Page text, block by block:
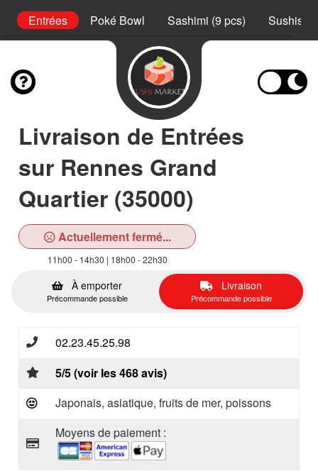
Entrées Poké Bowl Sashimi (9 pcs) Sushis
Livraison de Entrées
sur Rennes Grand
Quartier (35000)
Actuellement fermé...
11h00 - 14h30 | 18h00 - 22h30
À emporter
Précommande possible
Livraison
Précommande possible
02.23.45.25.98
5/5 (voir les 468 avis)
Japonais, asiatique, fruits de mer, poissons
Moyens de paiement :